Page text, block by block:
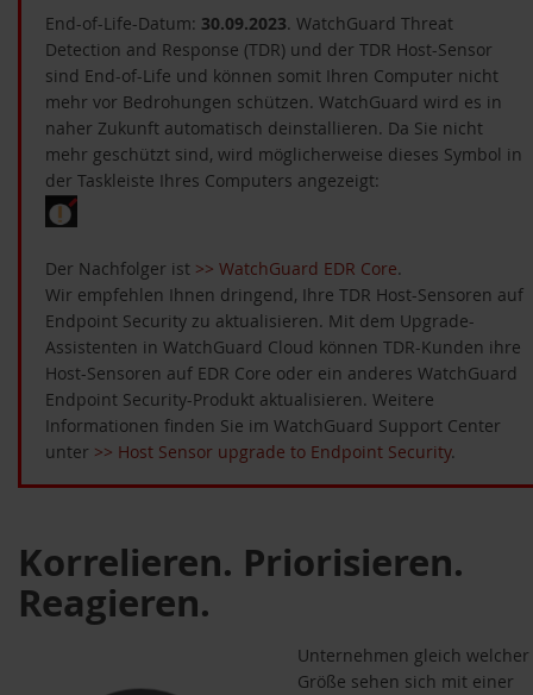
End-of-Life-Datum: 30.09.2023. WatchGuard Threat
Detection and Response (TDR) und der TDR Host-Sensor
sind End-of-Life und können somit Ihren Computer nicht
mehr vor Bedrohungen schützen. WatchGuard wird es in
naher Zukunft automatisch deinstallieren. Da Sie nicht
mehr geschützt sind, wird möglicherweise dieses Symbol in
der Taskleiste Ihres Computers angezeigt:
Der Nachfolger ist >> WatchGuard EDR Core.
Wir empfehlen Ihnen dringend, Ihre TDR Host-Sensoren auf
Endpoint Security zu aktualisieren. Mit dem Upgrade-
Assistenten in WatchGuard Cloud können TDR-Kunden ihre
Host-Sensoren auf EDR Core oder ein anderes WatchGuard
Endpoint Security-Produkt aktualisieren. Weitere
Informationen finden Sie im WatchGuard Support Center
unter >> Host Sensor upgrade to Endpoint Security.
Korrelieren. Priorisieren.
Reagieren.
Unternehmen gleich welcher
Größe sehen sich mit einer